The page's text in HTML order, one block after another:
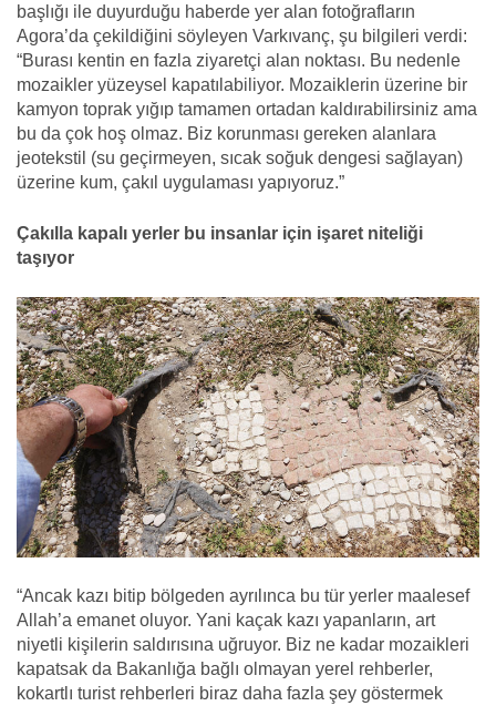
başlığı ile duyurduğu haberde yer alan fotoğrafların
Agora’da çekildiğini söyleyen Varkıvanç, şu bilgileri verdi:
“Burası kentin en fazla ziyaretçi alan noktası. Bu nedenle
mozaikler yüzeysel kapatılabiliyor. Mozaiklerin üzerine bir
kamyon toprak yığıp tamamen ortadan kaldırabilirsiniz ama
bu da çok hoş olmaz. Biz korunması gereken alanlara
jeotekstil (su geçirmeyen, sıcak soğuk dengesi sağlayan)
üzerine kum, çakıl uygulaması yapıyoruz.”
Çakılla kapalı yerler bu insanlar için işaret niteliği
taşıyor
“Ancak kazı bitip bölgeden ayrılınca bu tür yerler maalesef
Allah’a emanet oluyor. Yani kaçak kazı yapanların, art
niyetli kişilerin saldırısına uğruyor. Biz ne kadar mozaikleri
kapatsak da Bakanlığa bağlı olmayan yerel rehberler,
kokartlı turist rehberleri biraz daha fazla şey göstermek